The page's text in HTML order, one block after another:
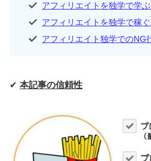
アフィリエイトを独学で学
アフィリエイトを独学で稼
アフィリエイト独学でのNG
✔ 本記事の信頼性